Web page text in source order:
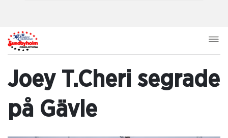
Joey T.Cheri segrade
på Gävle